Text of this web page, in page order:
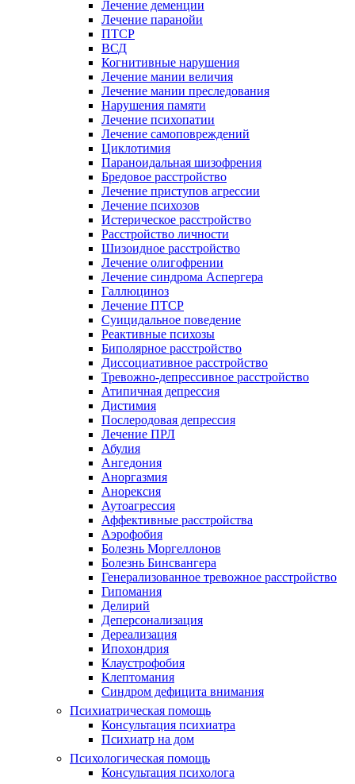
Лечение деменции
Лечение паранойи
ПТСР
ВСД
Когнитивные нарушения
Лечение мании величия
Лечение мании преследования
Нарушения памяти
Лечение психопатии
Лечение самоповреждений
Циклотимия
Параноидальная шизофрения
Бредовое расстройство
Лечение приступов агрессии
Лечение психозов
Истерическое расстройство
Расстройство личности
Шизоидное расстройство
Лечение олигофрении
Лечение синдрома Аспергера
Галлюциноз
Лечение ПТСР
Суицидальное поведение
Реактивные психозы
Биполярное расстройство
Диссоциативное расстройство
Тревожно-депрессивное расстройство
Атипичная депрессия
Дистимия
Послеродовая депрессия
Лечение ПРЛ
Абулия
Ангедония
Аноргазмия
Анорексия
Аутоагрессия
Аффективные расстройства
Аэрофобия
Болезнь Моргеллонов
Болезнь Бинсвангера
Генерализованное тревожное расстройство
Гипомания
Делирий
Деперсонализация
Дереализация
Ипохондрия
Клаустрофобия
Клептомания
Синдром дефицита внимания
Психиатрическая помощь
Консультация психиатра
Психиатр на дом
Психологическая помощь
Консультация психолога